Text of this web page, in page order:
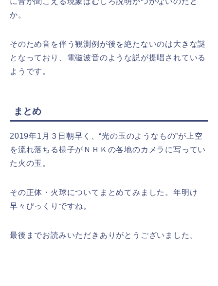
か。
そのため音を伴う観測例が後を絶たないのは大きな謎
となっており、電磁波音のような説が提唱されている
ようです。
まとめ
2019年1月３日朝早く、“光の玉のようなもの”が上空
を流れ落ちる様子がＮＨＫの各地のカメラに写ってい
た火の玉。
その正体・火球についてまとめてみました。年明け
早々びっくりですね。
最後までお読みいただきありがとうございました。